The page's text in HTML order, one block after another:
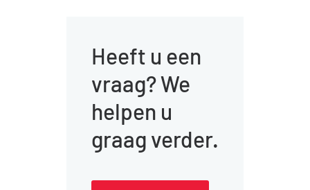
Heeft u een
vraag? We
helpen u
graag verder.